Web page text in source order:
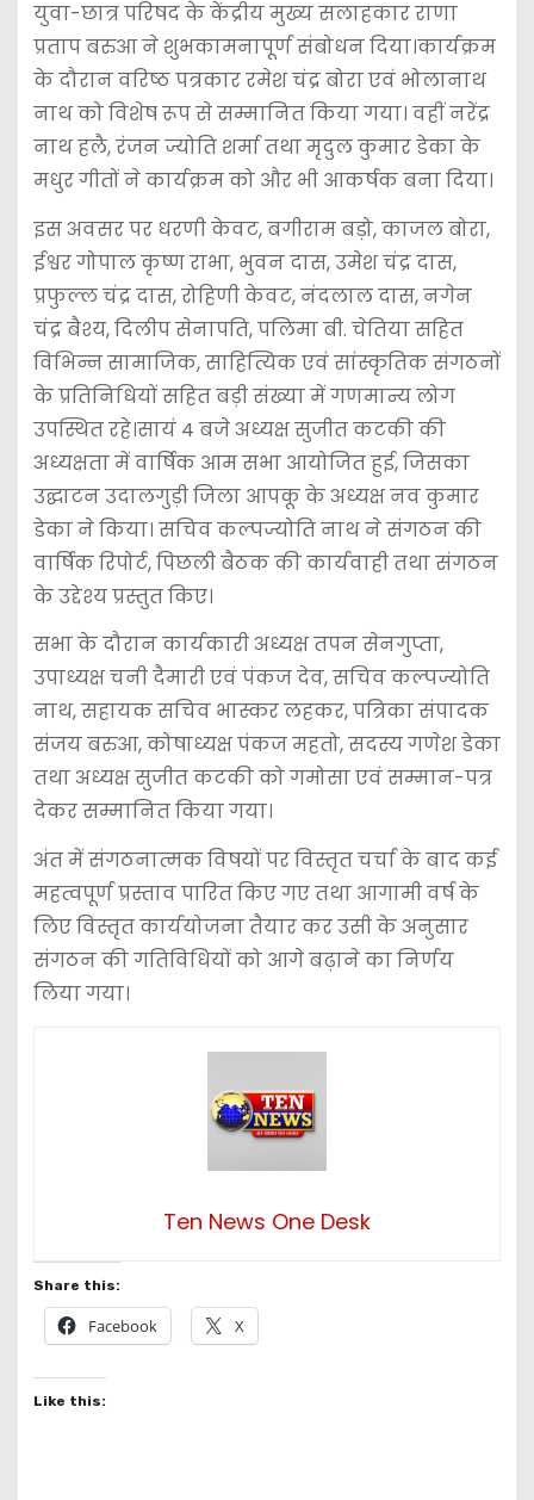
युवा-छात्र परिषद के केंद्रीय मुख्य सलाहकार राणा
प्रताप बरुआ ने शुभकामनापूर्ण संबोधन दिया।कार्यक्रम
के दौरान वरिष्ठ पत्रकार रमेश चंद्र बोरा एवं भोलानाथ
नाथ को विशेष रूप से सम्मानित किया गया। वहीं नरेंद्र
नाथ हलै, रंजन ज्योति शर्मा तथा मृदुल कुमार डेका के
मधुर गीतों ने कार्यक्रम को और भी आकर्षक बना दिया।
इस अवसर पर धरणी केवट, बगीराम बड़ो, काजल बोरा,
ईश्वर गोपाल कृष्ण राभा, भुवन दास, उमेश चंद्र दास,
प्रफुल्ल चंद्र दास, रोहिणी केवट, नंदलाल दास, नगेन
चंद्र बैश्य, दिलीप सेनापति, पलिमा बी. चेतिया सहित
विभिन्न सामाजिक, साहित्यिक एवं सांस्कृतिक संगठनों
के प्रतिनिधियों सहित बड़ी संख्या में गणमान्य लोग
उपस्थित रहे।सायं 4 बजे अध्यक्ष सुजीत कटकी की
अध्यक्षता में वार्षिक आम सभा आयोजित हुई, जिसका
उद्घाटन उदालगुड़ी जिला आपकू के अध्यक्ष नव कुमार
डेका ने किया। सचिव कल्पज्योति नाथ ने संगठन की
वार्षिक रिपोर्ट, पिछली बैठक की कार्यवाही तथा संगठन
के उद्देश्य प्रस्तुत किए।
सभा के दौरान कार्यकारी अध्यक्ष तपन सेनगुप्ता,
उपाध्यक्ष चनी दैमारी एवं पंकज देव, सचिव कल्पज्योति
नाथ, सहायक सचिव भास्कर लहकर, पत्रिका संपादक
संजय बरुआ, कोषाध्यक्ष पंकज महतो, सदस्य गणेश डेका
तथा अध्यक्ष सुजीत कटकी को गमोसा एवं सम्मान-पत्र
देकर सम्मानित किया गया।
अंत में संगठनात्मक विषयों पर विस्तृत चर्चा के बाद कई
महत्वपूर्ण प्रस्ताव पारित किए गए तथा आगामी वर्ष के
लिए विस्तृत कार्ययोजना तैयार कर उसी के अनुसार
संगठन की गतिविधियों को आगे बढ़ाने का निर्णय
लिया गया।
Ten News One Desk
Share this:
Facebook X
Like this: